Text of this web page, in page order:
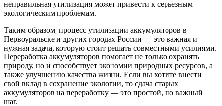
неправильная утилизация может привести к серьезным
экологическим проблемам.
Таким образом, процесс утилизации аккумуляторов в
Первоуральске и других городах России — это важная и
нужная задача, которую стоит решать совместными усилиями.
Переработка аккумуляторов помогает не только охранять
природу, но и способствует экономии природных ресурсов, а
также улучшению качества жизни. Если вы хотите внести
свой вклад в сохранение экологии, то сдача старых
аккумуляторов на переработку — это простой, но важный
шаг.